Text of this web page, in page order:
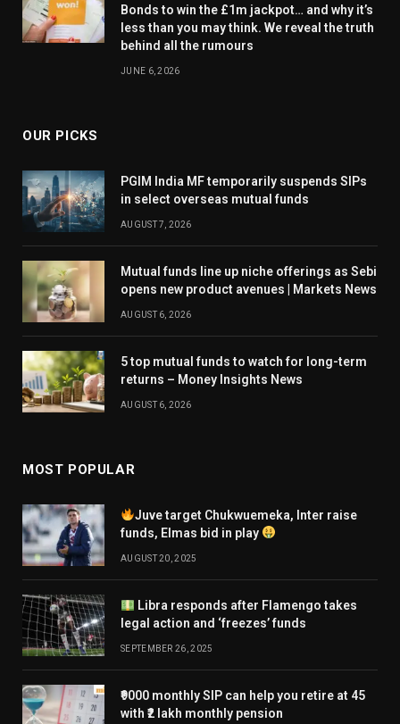
Bonds to win the £1m jackpot… and why it’s
less than you may think. We reveal the truth
behind all the rumours
JUNE 6, 2026
OUR PICKS
PGIM India MF temporarily suspends SIPs
in select overseas mutual funds
AUGUST 7, 2026
Mutual funds line up niche offerings as Sebi
opens new product avenues | Markets News
AUGUST 6, 2026
5 top mutual funds to watch for long-term
returns – Money Insights News
AUGUST 6, 2026
MOST POPULAR
Juve target Chukwuemeka, Inter raise
funds, Elmas bid in play
AUGUST 20, 2025
Libra responds after Flamengo takes
legal action and ‘freezes’ funds
SEPTEMBER 26, 2025
₹9000 monthly SIP can help you retire at 45
with ₹2 lakh monthly pension